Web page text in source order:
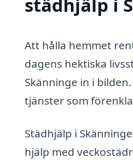
Att hålla hemmet
dagens hektiska
Skänninge in i
tjänster som
Städhjälp i
hjälp med